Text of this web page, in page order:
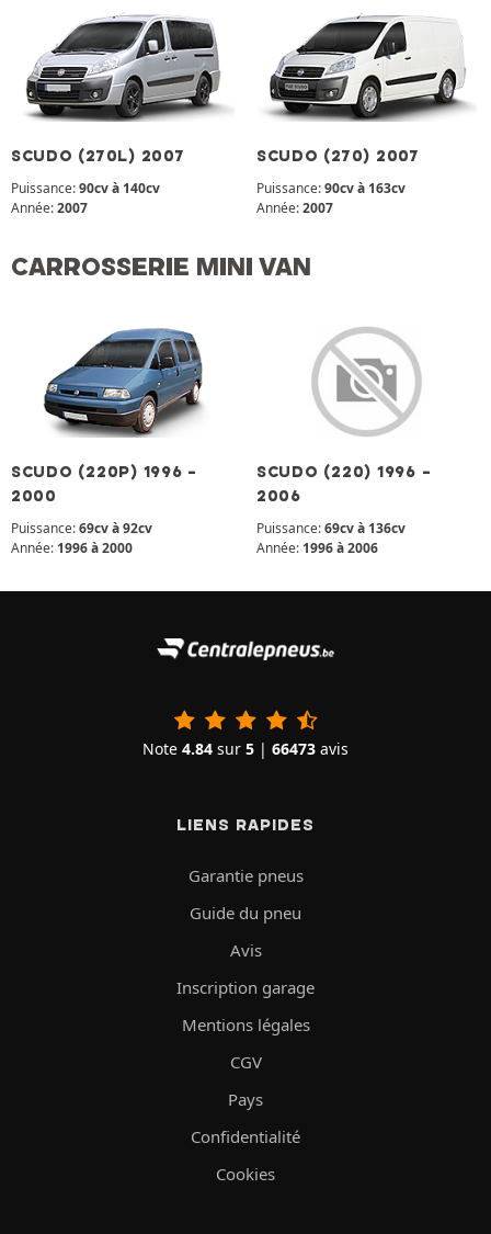
SCUDO (270L) 2007
Puissance:90cv à 140cv
Année:2007
SCUDO (270) 2007
Puissance:90cv à 163cv
Année:2007
CARROSSERIE MINI VAN
SCUDO (220P) 1996 -
2000
Puissance:69cv à 92cv
Année: 1996 à 2000
SCUDO (220) 1996 -
2006
Puissance:69cv à 136cv
Année: 1996 à 2006
Note 4.84 sur 5 | 66473 avis
LIENS RAPIDES
Garantie pneus
Guide du pneu
Avis
Inscription garage
Mentions légales
CGV
Pays
Confidentialité
Cookies